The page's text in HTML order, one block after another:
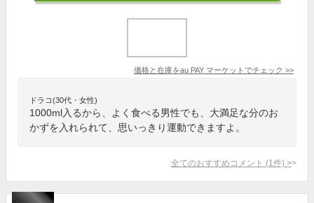
価格と在庫をau PAY マーケット でチェック >>
ドラコ(30代・女性)
1000ml入るから、よく食べる男性でも、大満足な分のお
かずを入れられて、思いっきり運動できますよ。
全てのおすすめコメント (1 件) >